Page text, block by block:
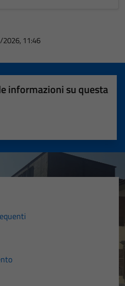
11:46
informazioni su questa
su 5
su 5